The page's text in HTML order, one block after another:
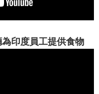
印度員工提供食物